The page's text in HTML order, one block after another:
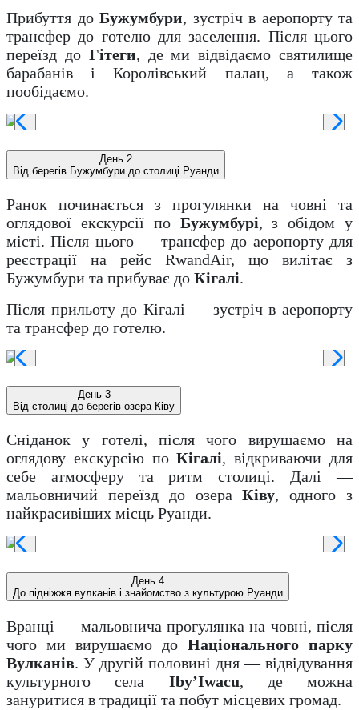
Прибуття до Бужумбури, зустріч в аеропорту та
трансфер до готелю для заселення. Після цього
переїзд до Гітеги, де ми відвідаємо святилище
барабанів і Королівський палац, а також
пообідаємо.
День 2
Від берегів Бужумбури до столиці Руанди
Ранок починається з прогулянки на човні та
оглядової екскурсії по Бужумбурі, з обідом у
місті. Після цього — трансфер до аеропорту для
реєстрації на рейс RwandAir, що вилітає з
Бужумбури та прибуває до Кігалі.
Після прильоту до Кігалі — зустріч в аеропорту
та трансфер до готелю.
День 3
Від столиці до берегів озера Ківу
Сніданок у готелі, після чого вирушаємо на
оглядову екскурсію поКігалі, відкриваючи для
себе атмосферу та ритм столиці. Далі —
мальовничий переїзд до озераКіву, одного з
найкрасивіших місць Руанди.
День 4
До підніжжя вулканів і знайомство з культурою Руанди
Вранці — мальовнича прогулянка на човні, після
чого ми вирушаємо до Національного парку
Вулканів. У другій половині дня — відвідування
культурного села Iby’Iwacu, де можна
зануритися в традиції та побут місцевих громад.